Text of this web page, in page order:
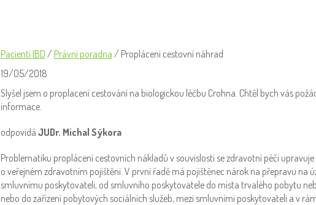
Pacienti IBD / Právní poradna / Proplácení cestovní náhrad
19/05/2018
Slyšel jsem o proplacení cestování na biologickou léčbu Crohna. Chtěl bych vás
informace.
odpovídá JUDr. Michal Sýkora
Problematiku proplácení cestovních nákladů v souvislosti se zdravotní péči
o veřejném zdravotním pojištění. V první řadě má pojištěnec nárok na přepravu na
smluvnímu poskytovateli, od smluvního poskytovatele do místa trvalého pobytu
nebo do zařízení pobytových sociálních služeb, mezi smluvními poskytovateli a v